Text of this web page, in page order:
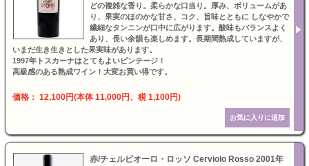
どの複雑な香り。柔らかな口当り。厚み、ボリュームがあ
り、果実のほのかな甘さ、コク、旨味とともに しなやかで
繊細なタンニンが口中に広がります。酸味もバランスよく
あり、長い余韻も楽しめます。長期間熟成していますが、
いまだ生き生きとした果実味があります。
1997年トスカーナはとてもよいビンテージ！
高級感のある熟成ワイン！大変お買い得です。
価格： 12,100円(本体 11,000円、税 1,100円)
赤/チェルビオーロ・ロッソ Cerviolo Rosso 2001年